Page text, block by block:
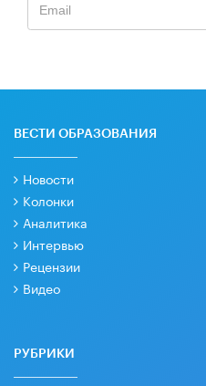
ВЕСТИ ОБРАЗОВАНИЯ
Новости
Колонки
Аналитика
Интервью
Рецензии
Видео
РУБРИКИ